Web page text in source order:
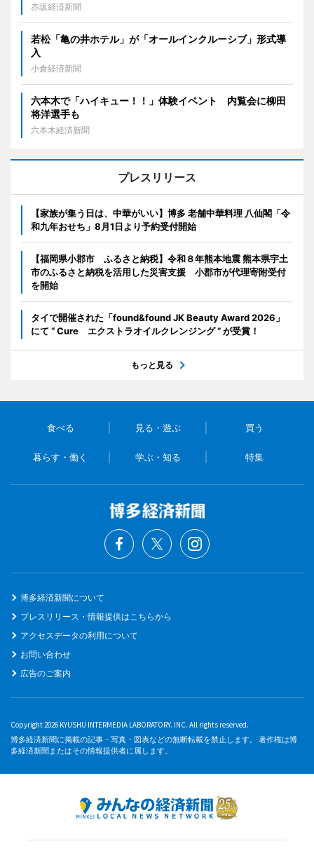
赤坂経済新聞
若松「亀の井ホテル」が「オールインクルーシブ」形式導
入
小倉経済新聞
六本木で「ハイキュー！！」体験イベント 内覧会に柳田
将洋選手も
六本木経済新聞
プレスリリース
【家族が集う日は、中華がいい】博多 老舗中華料理 八仙閣「令
和九年おせち」8月1日より予約受付開始
【福岡県小郡市 ふるさと納税】令和８年熊本地震 熊本県宇土
市のふるさと納税を活用した災害支援 小郡市が代理寄附受付
を開始
タイで開催された「found&found JK Beauty Award 2026」
にて “ Cure エクストラオイルクレンジング ” が受賞！
もっと見る
食べる 見る・遊ぶ 買う
暮らす・働く 学ぶ・知る 特集
博多経済新聞について
プレスリリース・情報提供はこちらから
アクセスデータの利用について
お問い合わせ
広告のご案内
Copyright 2026 KYUSHU INTERMEDIA LABORATORY. INC. All rights reserved.
博多経済新聞に掲載の記事・写真・図表などの無断転載を禁止します。 著作権は博
多経済新聞またはその情報提供者に属します。